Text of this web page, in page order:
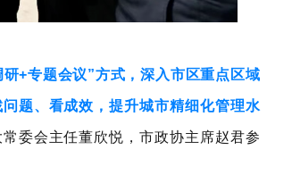
+专题会议”方式，深入市区重点区域
题、看成效，提升城市精细化管理水
委会主任董欣悦，市政协主席赵君参